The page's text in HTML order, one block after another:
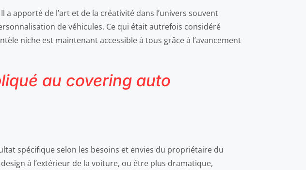
apporté de l’art et de la créativité dans l’univers souvent
de véhicules. Ce qui était autrefois considéré
niche est maintenant accessible à tous grâce à l’avancement
au covering auto
spécifique selon les besoins et envies du propriétaire du
à l’extérieur de la voiture, ou être plus dramatique,